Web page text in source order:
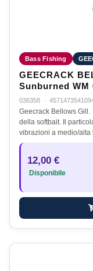
Bass Fishing
GEECRACK
Sunburned WM
036358 ·
Geecrack Bellows
della softbait. Il
vibrazioni a medio/alta
12,00 €
Disponibile